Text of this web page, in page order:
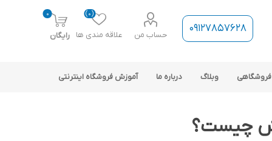
09127857628 حساب من علاقه مندی ها
(0)
0
رایگان
وبلاگ درباره ما آموزش فروشگاه اینترنتی
چیست؟